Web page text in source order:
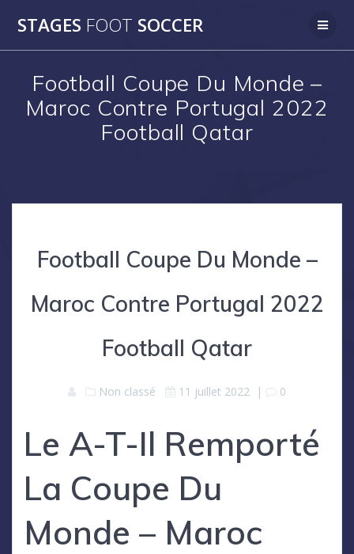
to
STAGES FOOT SOCCER
Football Coupe Du Monde –
Maroc Contre Portugal 2022
Football Qatar
Football Coupe Du Monde –
Maroc Contre Portugal 2022
Football Qatar
Non classé 11 juillet 2022 | 0
Le A-T-Il Remporté
La Coupe Du
Monde – Maroc